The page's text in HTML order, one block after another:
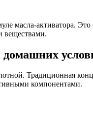
масла-активатора.
веществами.
Традиционная
компонентами.